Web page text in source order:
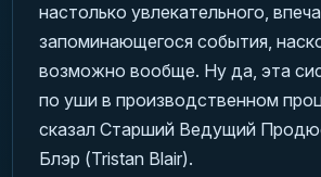
настолько увлекательного,
запоминающегося события,
возможно вообще. Ну да, эта
по уши в производственном
сказал Старший Ведущий
Блэр (Tristan Blair).